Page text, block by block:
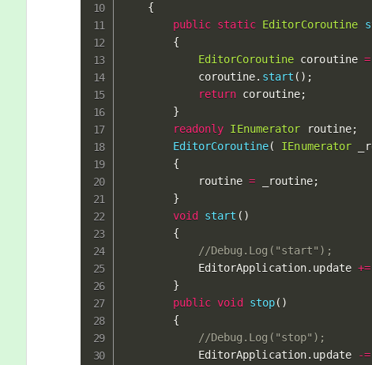
{
public static EditorCoroutine
{
EditorCoroutine coroutine =
			coroutine
. start ( ) ;
return coroutine;
}
readonly IEnumerator routine;
EditorCoroutine( IEnumerator
{
			routine
= _routine;
}
void
start ( )
{
//Debug.Log("start");
			EditorApplication
. update +=
}
public void stop( )
{
//Debug.Log("stop");
			EditorApplication
. update -=